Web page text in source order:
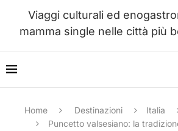
Viaggi culturali ed
mamma single nelle città più
Home Destinazioni Italia
Puncetto valsesiano: la